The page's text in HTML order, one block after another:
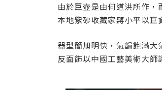
由於巨壺是由何道洪所作
本地紫砂收藏家蔣小平以
器型簡旭明快，氣韻飽滿
反面飾以中國工藝美術大